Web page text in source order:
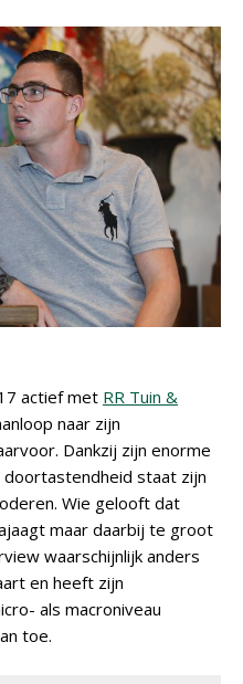
actief met RR Tuin &
naar zijn
Dankzij zijn enorme
staat zijn
Wie gelooft dat
maar daarbij te groot
waarschijnlijk anders
en heeft zijn
als macroniveau
toe.